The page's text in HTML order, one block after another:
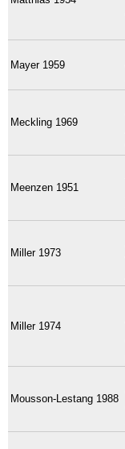
Mayer 1959
Meckling 1969
Meenzen 1951
Miller 1973
Miller 1974
Mousson-Lestang 1988